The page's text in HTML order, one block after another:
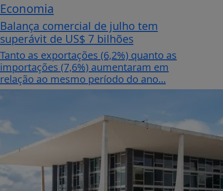
Economia
Balança comercial de julho tem
superávit de US$ 7 bilhões
Tanto as exportações (6,2%) quanto as
importações (7,6%) aumentaram em
relação ao mesmo período do ano...